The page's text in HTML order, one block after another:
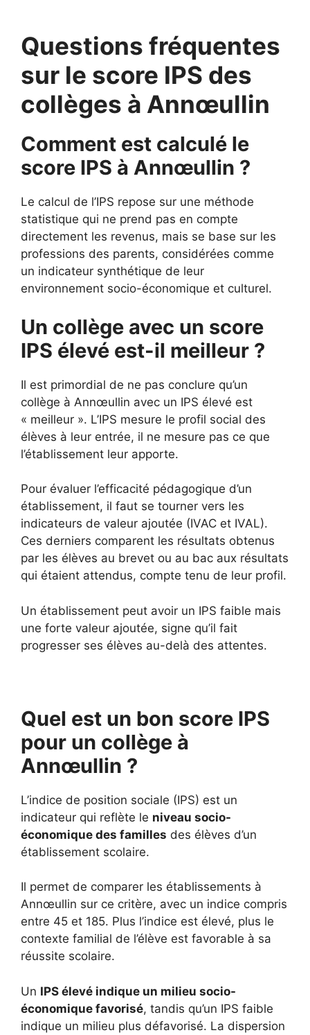
Questions fréquentes
sur le score IPS des
collèges à Annœullin
Comment est calculé le
score IPS à Annœullin ?
Le calcul de l’IPS repose sur une méthode
statistique qui ne prend pas en compte
directement les revenus, mais se base sur les
professions des parents, considérées comme
un indicateur synthétique de leur
environnement socio-économique et culturel.
Un collège avec un score
IPS élevé est-il meilleur ?
Il est primordial de ne pas conclure qu’un
collège à Annœullin avec un IPS élevé est
« meilleur ». L’IPS mesure le profil social des
élèves à leur entrée, il ne mesure pas ce que
l’établissement leur apporte.
Pour évaluer l’efficacité pédagogique d’un
établissement, il faut se tourner vers les
indicateurs de valeur ajoutée (IVAC et IVAL).
Ces derniers comparent les résultats obtenus
par les élèves au brevet ou au bac aux résultats
qui étaient attendus, compte tenu de leur profil.
Un établissement peut avoir un IPS faible mais
une forte valeur ajoutée, signe qu’il fait
progresser ses élèves au-delà des attentes.
Quel est un bon score IPS
pour un collège à
Annœullin ?
L’indice de position sociale (IPS) est un
indicateur qui reflète le niveau socio-
économique des familles des élèves d’un
établissement scolaire.
Il permet de comparer les établissements à
Annœullin sur ce critère, avec un indice compris
entre 45 et 185. Plus l’indice est élevé, plus le
contexte familial de l’élève est favorable à sa
réussite scolaire.
Un IPS élevé indique un milieu socio-
économique favorisé, tandis qu’un IPS faible
indique un milieu plus défavorisé. La dispersion